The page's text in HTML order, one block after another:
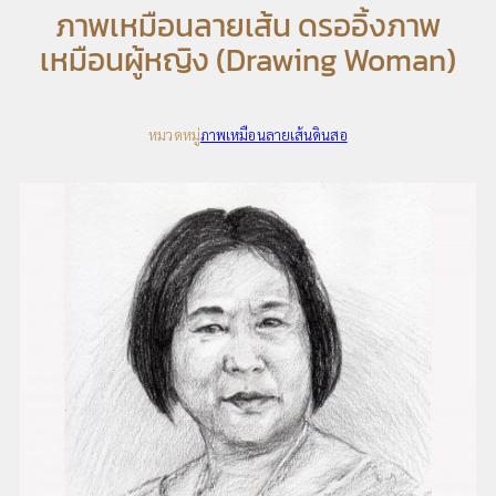
ภาพเหมือนลายเส้น ดรออิ้งภาพ
เหมือนผู้หญิง (Drawing Woman)
หมวดหมู่ภาพเหมือนลายเส้นดินสอ